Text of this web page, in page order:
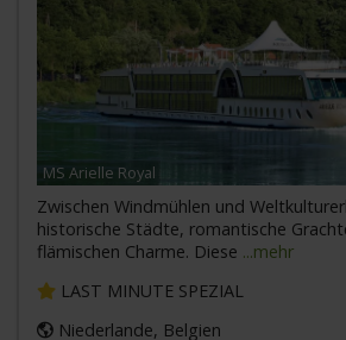
MS Arielle Royal
Zwischen Windmühlen und
historische Städte, romantische
flämischen Charme. Diese ...mehr
LAST MINUTE SPEZIAL
Niederlande, Belgien